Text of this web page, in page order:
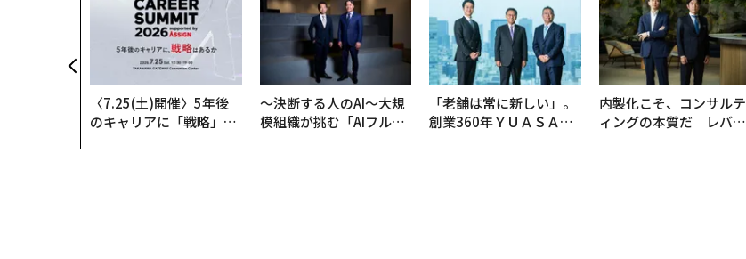
〈7.25(土)開催〉5年後
のキャリアに「戦略」は
〜決断する人のAI〜大規
模組織が挑む「AIフル実
「老舗は常に新しい」。
創業360年ＹＵＡＳＡと
内製化こそ、コンサルテ
ィングの本質だ レバレ